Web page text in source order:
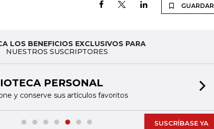
GUARDAR
LOS BENEFICIOS EXCLUSIVOS PARA
NUESTROS SUSCRIPTORES
PERSONAL
y conserve sus artículos favoritos
SUSCRÍBASE YA